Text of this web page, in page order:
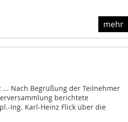
mehr
... Nach Begrüßung der Teilnehmer
berichtete
Ing. Karl-Heinz Flick über die